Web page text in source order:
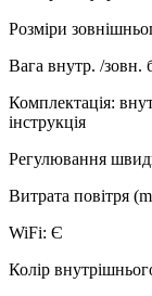
Розміри
Вага внутр. /зовн.
Комплектація:
інструкція
Регулювання
Витрата повітря
WiFi: Є
Колір